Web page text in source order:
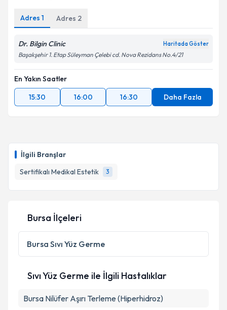
İlgili Branşlar
Sertifikalı Medikal Estetik
3
Adres 1 Adres 2
Dr. Bilgin Clinic Haritada Göster
Başakşehir 1. Etap Süleyman Çelebi cd. Nova Rezidans No.4/21
En Yakın Saatler
15:30
16:00 16:30 Daha Fazla
Bursa İlçeleri
Bursa Sıvı Yüz Germe
Sıvı Yüz Germe ile İlgili Hastalıklar
Bursa Nilüfer Aşırı Terleme (Hiperhidroz)